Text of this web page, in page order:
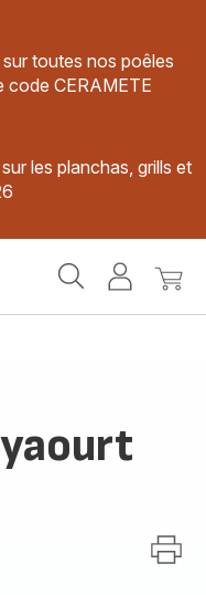
toutes nos poêles
code CERAMETE
les planchas, grills et
MonMon